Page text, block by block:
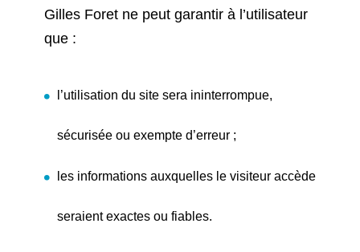
Gilles Foret ne peut garantir à l’utilisateur
que :
l’utilisation du site sera ininterrompue,
sécurisée ou exempte d’erreur ;
les informations auxquelles le visiteur accède
seraient exactes ou fiables.